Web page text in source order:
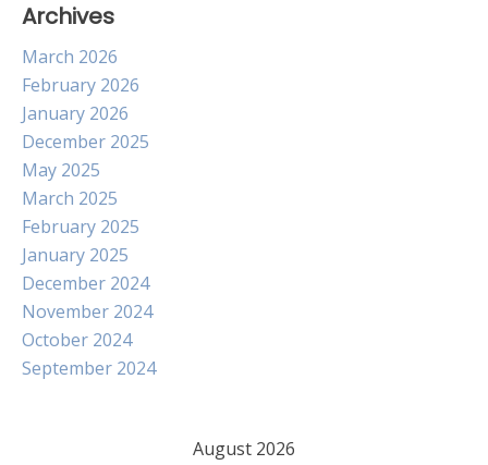
Archives
March 2026
February 2026
January 2026
December 2025
May 2025
March 2025
February 2025
January 2025
December 2024
November 2024
October 2024
September 2024
August 2026